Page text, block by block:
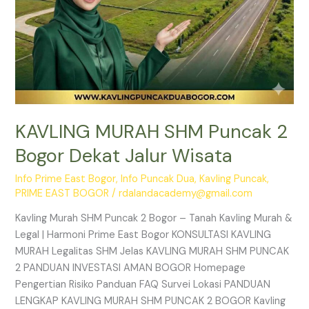
KAVLING MURAH SHM Puncak 2
Bogor Dekat Jalur Wisata
Info Prime East Bogor,Info Puncak Dua,Kavling Puncak,
PRIME EAST BOGOR /rdalandacademy@gmail.com
Kavling Murah SHM Puncak 2 Bogor – Tanah Kavling Murah &
Legal | Harmoni Prime East Bogor KONSULTASI KAVLING
MURAH Legalitas SHM Jelas KAVLING MURAH SHM PUNCAK
2 PANDUAN INVESTASI AMAN BOGOR Homepage
Pengertian Risiko Panduan FAQ Survei Lokasi PANDUAN
LENGKAP KAVLING MURAH SHM PUNCAK 2 BOGOR Kavling